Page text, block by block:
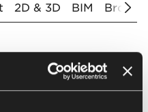
2D & 3D BIM
zaznaczenie